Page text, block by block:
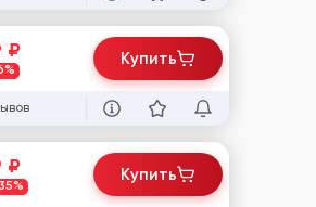
₽ Купить
₽ Купить